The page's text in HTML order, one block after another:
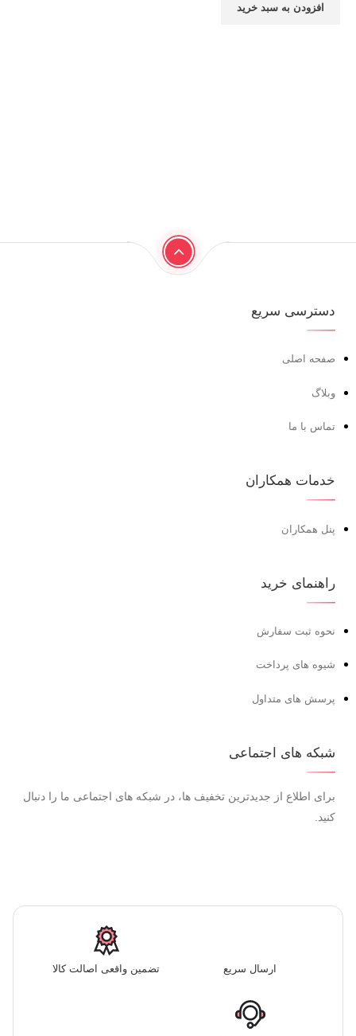
افزودن به سبد خرید
دسترسی سریع
صفحه اصلی
وبلاگ
تماس با ما
خدمات همکاران
پنل همکاران
راهنمای خرید
نحوه ثبت سفارش
شیوه های پرداخت
پرسش های متداول
شبکه های اجتماعی
برای اطلاع از جدیدترین تخفیف ها، در شبکه های اجتماعی ما را دنبال
کنید.
ارسال سریع تضمین واقعی اصالت کالا